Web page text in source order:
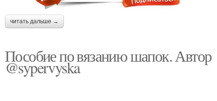
читать дальше →
Пособие по вязанию шапок. Автор
@sypervyska